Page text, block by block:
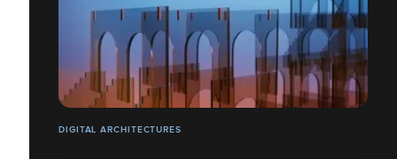
DIGITAL ARCHITECTURES